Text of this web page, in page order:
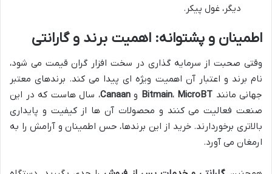
دیگر، غول پیکر.
اطمینان و پشتوانه: اهمیت برند و گارانتی
وقتی صحبت از سرمایه گذاری در سخت افزار گران قیمت می شود،
نام برند و اعتبار آن اهمیت ویژه ای پیدا می کند. برندهای معتبر
جهانی مانند
Bitmain، MicroBT وCanaan، سال هاست که در این
صنعت فعالیت می کنند و محصولات آن ها از کیفیت و پایداری
بالاتری برخوردارند. خرید از این برندها، حس اطمینان و آرامش را به
ارمغان می آورد.